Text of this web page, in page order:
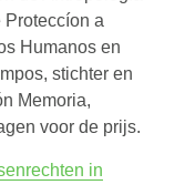
Proteccíon a
Humanos en
stichter en
Memoria,
voor de prijs.
in